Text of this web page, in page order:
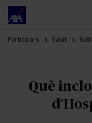
Nota:
este
webParticulars Salut
Què